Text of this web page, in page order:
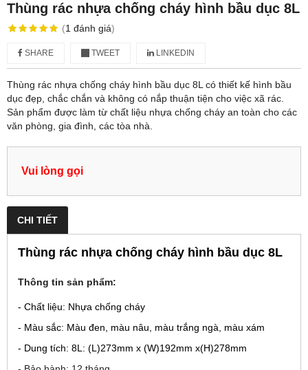
Thùng rác nhựa chống cháy hình bầu dục 8L
(1 đánh giá)
SHARE TWEET LINKEDIN
Thùng rác nhựa chống cháy hình bầu dục 8L có thiết kế hình bầu
dục đẹp, chắc chắn và không có nắp thuận tiện cho việc xã rác.
Sản phẩm được làm từ chất liệu nhựa chống cháy an toàn cho các
văn phòng, gia đình, các tòa nhà.
Vui lòng gọi
CHI TIẾT
Thùng rác nhựa chống cháy hình bầu dục 8L
Thông tin sản phẩm:
- Chất liệu: Nhựa chống cháy
- Màu sắc: Màu đen, màu nâu, màu trắng ngà, màu xám
- Dung tích: 8L: (L)273mm x (W)192mm x(H)278mm